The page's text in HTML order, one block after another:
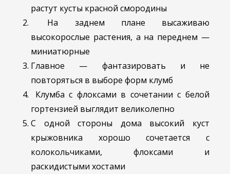
растут кусты красной смородины
На заднем плане высаживаю
высокорослые растения, а на переднем —
миниатюрные
Главное — фантазировать и не
повторяться в выборе форм клумб
Клумба с флоксами в сочетании с белой
гортензией выглядит великолепно
С одной стороны дома высокий куст
крыжовника хорошо сочетается с
колокольчиками, флоксами и
раскидистыми хостами